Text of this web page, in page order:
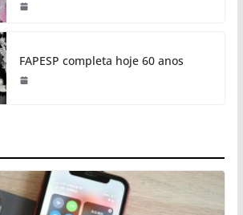
FAPESP completa hoje 60 anos